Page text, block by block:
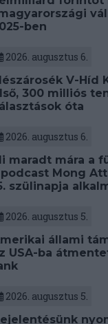
ben
2026. augusztus 6.
V-Híd
300 milliós
óta
2026. augusztus 6.
maradt mára a
podcast Mong
szülinapja
2026. augusztus 5.
állami
USA-ba
2026. augusztus 5.